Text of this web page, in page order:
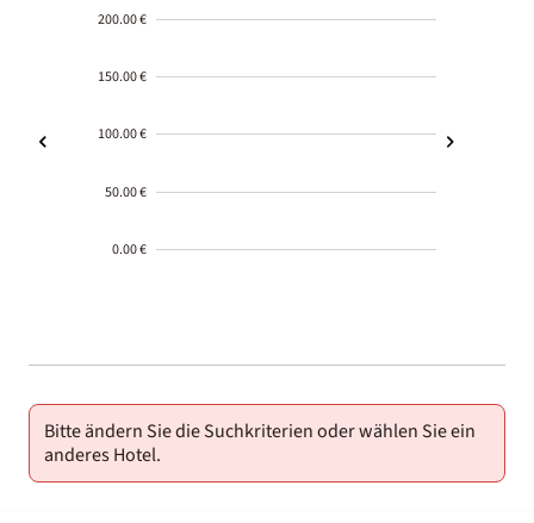
200.00 €
150.00 €
100.00 €
50.00 €
0.00 €
01-02
Bitte ändern Sie die Suchkriterien oder wählen Sie ein
anderes Hotel.